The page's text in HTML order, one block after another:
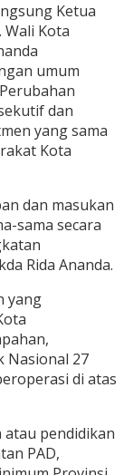
Ketua
Wali Kota
umum
dan
yang sama
Kota
dan masukan
sama secara
Rida Ananda.
yang
Nasional 27
di atas
atau pendidikan
PAD,